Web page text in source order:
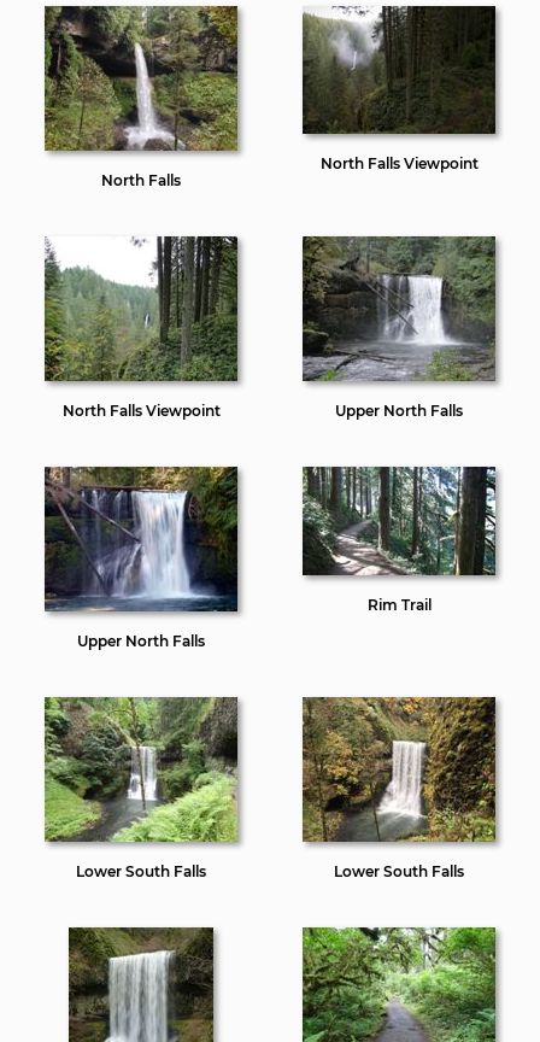
North Falls
North Falls Viewpoint
North Falls Viewpoint Upper North Falls
Upper North Falls
Rim Trail
Lower South Falls Lower South Falls